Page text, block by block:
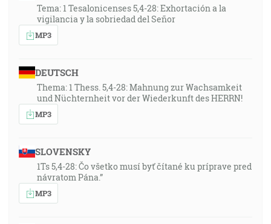
Tema: 1 Tesalonicenses 5,4-28: Exhortación a la
vigilancia y la sobriedad del Señor
MP3
DEUTSCH
Thema: 1 Thess. 5,4-28: Mahnung zur Wachsamkeit
und Nüchternheit vor der Wiederkunft des HERRN!
MP3
SLOVENSKY
1Ts 5,4-28: Čo všetko musí byť čítané ku príprave pred
návratom Pána.”
MP3